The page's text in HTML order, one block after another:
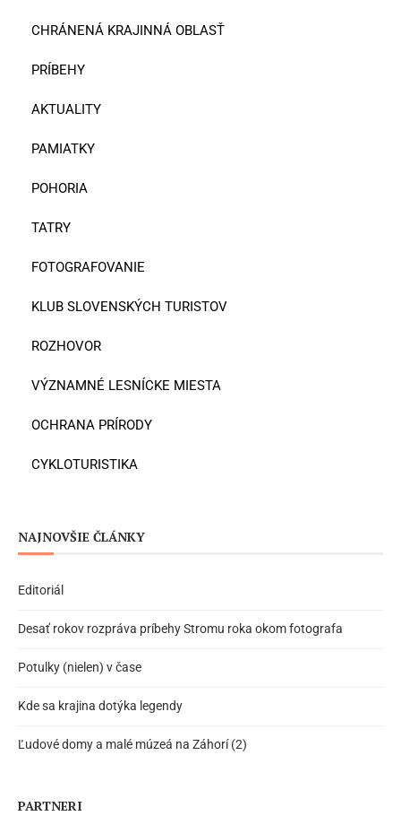
CHRÁNENÁ KRAJINNÁ OBLASŤ
PRÍBEHY
AKTUALITY
PAMIATKY
POHORIA
TATRY
FOTOGRAFOVANIE
KLUB SLOVENSKÝCH TURISTOV
ROZHOVOR
VÝZNAMNÉ LESNÍCKE MIESTA
OCHRANA PRÍRODY
CYKLOTURISTIKA
NAJNOVŠIE ČLÁNKY
Editoriál
Desať rokov rozpráva príbehy Stromu roka okom fotografa
Potulky (nielen) v čase
Kde sa krajina dotýka legendy
Ľudové domy a malé múzeá na Záhorí (2)
PARTNERI